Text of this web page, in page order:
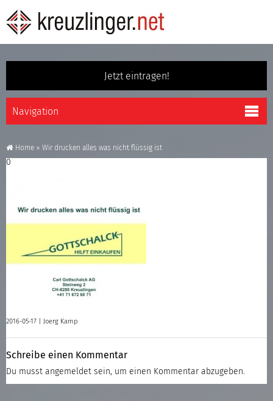
Jetzt eintragen!
Home » Wir drucken alles was nicht flüssig ist
0
2016-05-17 | Joerg Kamp
Schreibe einen Kommentar
Du musst angemeldet sein, um einen Kommentar abzugeben.